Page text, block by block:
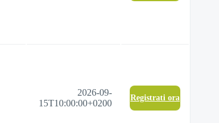
2026-09-
15T10:00:00+0200
Registrati ora